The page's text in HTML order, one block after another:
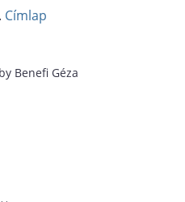
Címlap
Benefi Géza